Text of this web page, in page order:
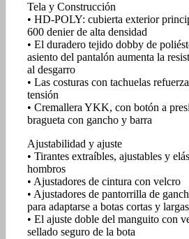
Tela y Construcción
• HD-POLY: cubierta exterior
600 denier de alta densidad
• El duradero tejido dobby de
asiento del pantalón aumenta la
al desgarro
• Las costuras con tachuelas
tensión
• Cremallera YKK, con botón a
bragueta con gancho y barra
Ajustabilidad y ajuste
• Tirantes extraíbles, ajustables y
hombros
• Ajustadores de cintura con velcro
• Ajustadores de pantorrilla de
para adaptarse a botas cortas y largas
• El ajuste doble del manguito con
sellado seguro de la bota